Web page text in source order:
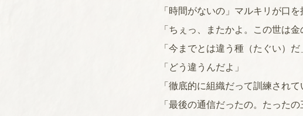
「時間がないの」マルキリが口
「ちぇっ、またかよ。この世は金
「今までとは違う種（たぐい）だ
「どう違うんだよ」
「徹底的に組織だって訓練され
「最後の通信だったの。たった